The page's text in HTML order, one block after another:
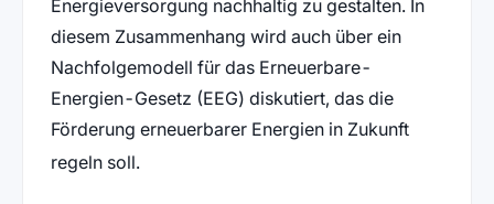
Energieversorgung nachhaltig zu gestalten. In
diesem Zusammenhang wird auch über ein
Nachfolgemodell für das Erneuerbare-
Energien-Gesetz (EEG) diskutiert, das die
Förderung erneuerbarer Energien in Zukunft
regeln soll.